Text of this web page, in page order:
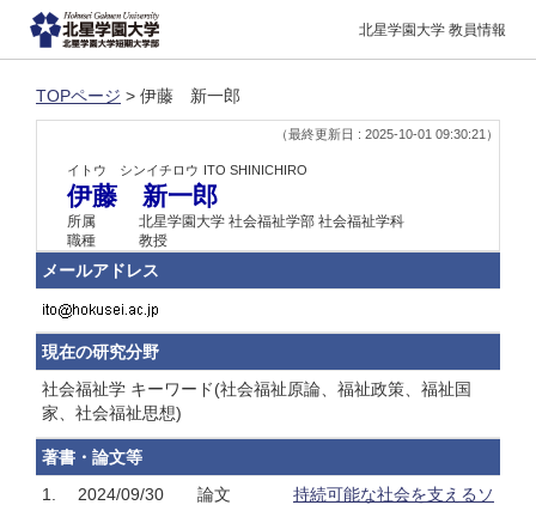
北星学園大学 教員情報
TOPページ > 伊藤 新一郎
（最終更新日 : 2025-10-01 09:30:21）
イトウ シンイチロウ ITO SHINICHIRO
伊藤 新一郎
所属
北星学園大学 社会福祉学部 社会福祉学科
職種
教授
メールアドレス
現在の研究分野
社会福祉学 キーワード(社会福祉原論、福祉政策、福祉国
家、社会福祉思想)
著書・論文等
1.
2024/09/30 論文
持続可能な社会を支えるソ